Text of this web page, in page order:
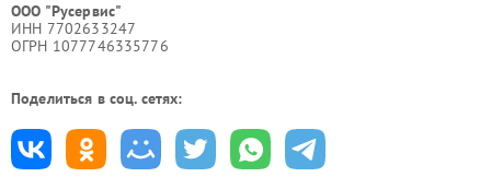
ООО "Русервис"
ИНН 7702633247
ОГРН 1077746335776
Поделиться в соц. сетях: